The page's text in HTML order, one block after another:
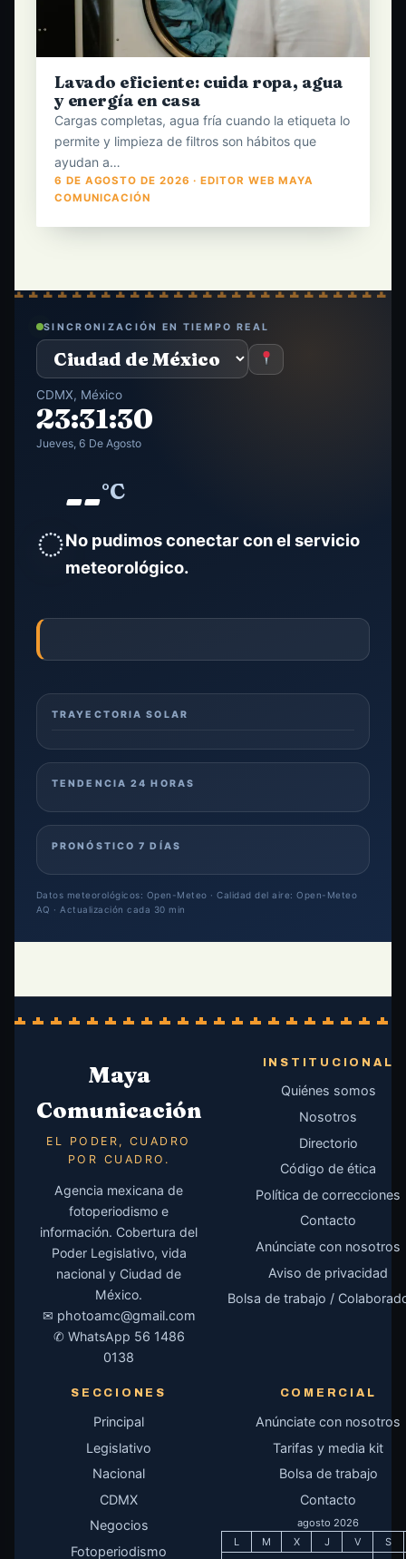
Lavado eficiente: cuida ropa, agua
y energía en casa
Cargas completas, agua fría cuando la etiqueta lo
permite y limpieza de filtros son hábitos que
ayudan a…
6 DE AGOSTO DE 2026 · EDITOR WEB MAYA
COMUNICACIÓN
SINCRONIZACIÓN EN TIEMPO REAL
CDMX, México
23:31:32
Jueves, 6 De Agosto
◌
--°C
No pudimos conectar con el servicio
meteorológico.
TRAYECTORIA SOLAR
TENDENCIA 24 HORAS
PRONÓSTICO 7 DÍAS
Datos meteorológicos: Open-Meteo · Calidad del aire: Open-Meteo
AQ · Actualización cada 30 min
Maya
Comunicación
EL PODER, CUADRO
POR CUADRO.
Agencia mexicana de
fotoperiodismo e
información. Cobertura del
Poder Legislativo, vida
nacional y Ciudad de
México.
✉ photoamc@gmail.com
✆ WhatsApp 56 1486
0138
INSTITUCIONAL
Quiénes somos
Nosotros
Directorio
Código de ética
Política de correcciones
Contacto
Anúnciate con nosotros
Aviso de privacidad
Bolsa de trabajo /
SECCIONES
Principal
Legislativo
Nacional
CDMX
Negocios
Fotoperiodismo
COMERCIAL
Anúnciate con nosotros
Tarifas y media kit
Bolsa de trabajo
Contacto
agosto 2026
L
M X J V S